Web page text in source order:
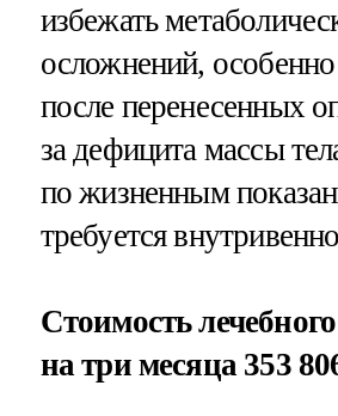
избежать
осложнений,
после перенесенных
за дефицита массы
по жизненным
требуется
Стоимость
на три месяца 353